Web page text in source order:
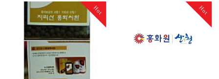
Hot Hot